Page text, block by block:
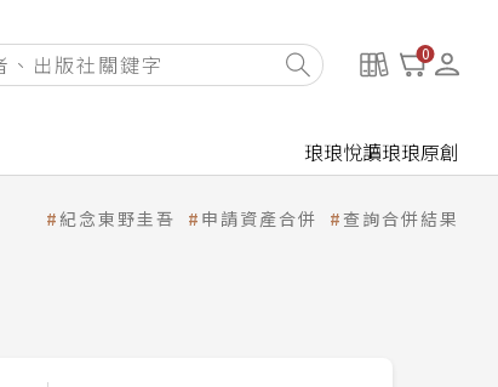
0
琅琅悅讀琅琅原創
紀念東野圭吾 申請資產合併 查詢合併結果